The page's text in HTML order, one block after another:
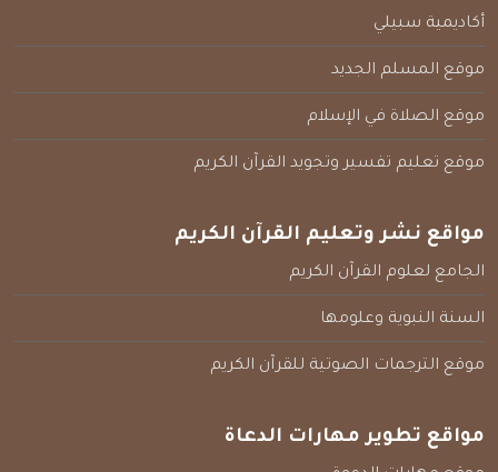
أكاديمية سبيلي
موقع المسلم الجديد
موقع الصلاة في الإسلام
موقع تعليم تفسير وتجويد القرآن الكريم
مواقع نشر وتعليم القرآن الكريم
الجامع لعلوم القرآن الكريم
السنة النبوية وعلومها
موقع الترجمات الصوتية للقرآن الكريم
مواقع تطوير مهارات الدعاة